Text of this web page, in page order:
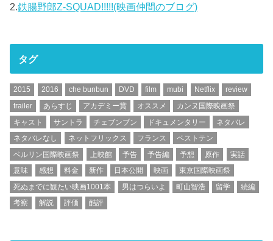
2.鉄腸野郎Z-SQUAD!!!!!(映画仲間のブログ)
タグ
2015 2016 che bunbun DVD film mubi Netflix
review
trailer
あらすじ アカデミー賞 オススメ
カンヌ国際映画祭
キャスト
サントラ チェブンブン ドキュメンタリー
ネタバレ
ネタバレなし
ネットフリックス フランス
ベストテン
ベルリン国際映画祭
上映館 予告 予告編 予想 原作
実話
意味
感想 料金 新作 日本公開 映画
東京国際映画祭
死ぬまでに観たい映画1001本
男はつらいよ 町山智浩 留学
続編
考察
解説 評価 酷評